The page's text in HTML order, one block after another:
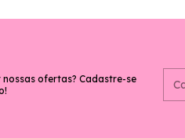
nossas ofertas? Cadastre-se